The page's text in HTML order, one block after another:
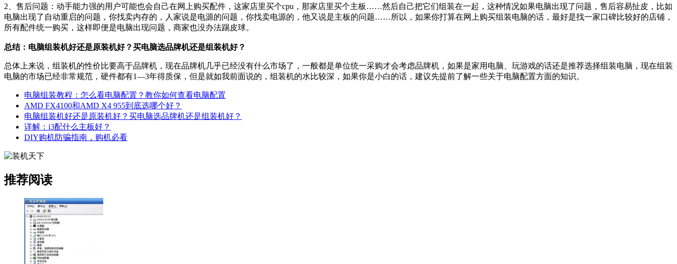
2、售后问题：动手能力强的用户可能也会自己在网上购买配件，这家店里买个cpu，那家店里买个主板……然后自己把它们组装在一起，这种情况如果电脑出现了问题，售后容易扯皮，比如
电脑出现了自动重启的问题，你找卖内存的，人家说是电源的问题，你找卖电源的，他又说是主板的问题……所以，如果你打算在网上购买组装电脑的话，最好是找一家口碑比较好的店铺，
所有配件统一购买，这样即便是电脑出现问题，商家也没办法踢皮球。
总结：电脑组装机好还是原装机好？买电脑选品牌机还是组装机好？
总体上来说，组装机的性价比要高于品牌机，现在品牌机几乎已经没有什么市场了，一般都是单位统一采购才会考虑品牌机，如果是家用电脑、玩游戏的话还是推荐选择组装电脑，现在组装
电脑的市场已经非常规范，硬件都有1—3年得质保，但是就如我前面说的，组装机的水比较深，如果你是小白的话，建议先提前了解一些关于电脑配置方面的知识。
电脑组装教程：怎么看电脑配置？教你如何查看电脑配置
AMD FX4100和AMD X4 955到底选哪个好？
电脑组装机好还是原装机好？买电脑选品牌机还是组装机好？
详解：i3配什么主板好？
DIY购机防骗指南，购机必看
推荐阅读